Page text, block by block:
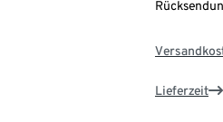
Lieferzeit